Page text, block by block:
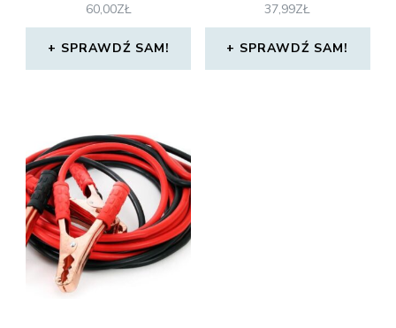
60,00ZŁ
SPRAWDŹ SAM!
37,99ZŁ
SPRAWDŹ SAM!